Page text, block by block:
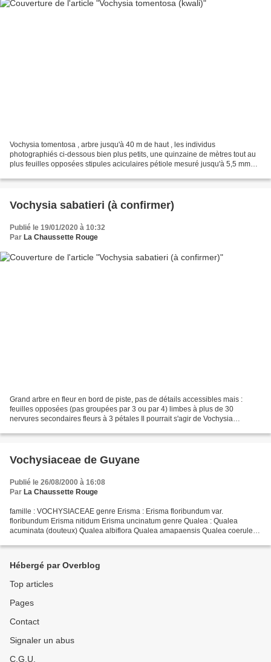
Vochysia tomentosa , arbre jusqu'à 40 m de haut , les individus
photographiés ci-dessous bien plus petits, une quinzaine de mètres tout au
plus feuilles opposées stipules aciculaires pétiole mesuré jusqu'à 5,5 mm
Vochysia sabatieri (à confirmer)
Publié le 19/01/2020 à 10:32
Par La Chaussette Rouge
Grand arbre en fleur en bord de piste, pas de détails accessibles mais :
feuilles opposées (pas groupées par 3 ou par 4) limbes à plus de 30
nervures secondaires fleurs à 3 pétales Il pourrait s'agir de Vochysia
Vochysiaceae de Guyane
Publié le 26/08/2000 à 16:08
Par La Chaussette Rouge
famille : VOCHYSIACEAE genre Erisma : Erisma floribundum var.
floribundum Erisma nitidum Erisma uncinatum genre Qualea : Qualea
acuminata (douteux) Qualea albiflora Qualea amapaensis Qualea coerulea
Hébergé par Overblog
Top articles
Pages
Contact
Signaler un abus
C.G.U.